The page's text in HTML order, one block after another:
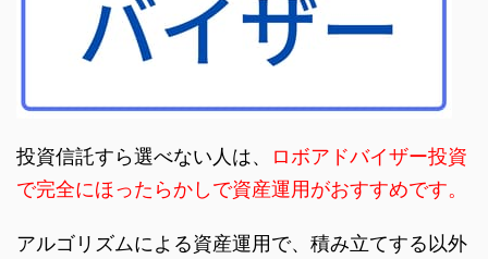
投資信託すら選べない人は、
ロボアドバイザー投資
で完全にほったらかしで資産運用がおすすめです。
アルゴリズムによる資産運用で、積み立てする以外